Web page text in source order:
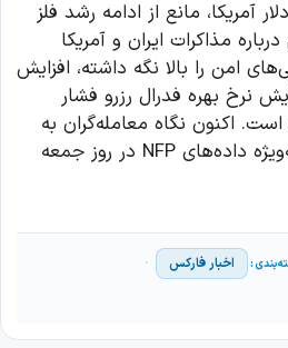
آمریکا، مانع از ادامه رشد فلز
مذاکرات ایران و آمریکا
امن را بالا نگه داشته، افزایش
نرخ بهره فدرال رزرو فشار
اکنون نگاه معامله‌گران به
گزارش اشتغال آمریکا و به‌ویژه داده‌های NFP در روز جمعه
اخبار فارکس